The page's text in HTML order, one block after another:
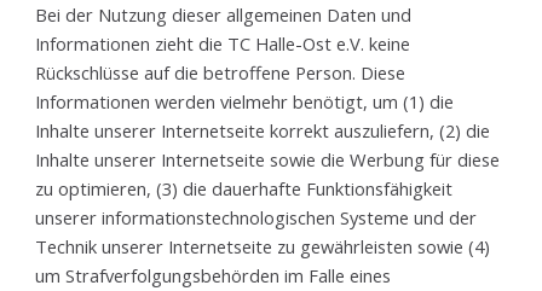
Bei der Nutzung dieser allgemeinen Daten und
Informationen zieht die TC Halle-Ost e.V. keine
Rückschlüsse auf die betroffene Person. Diese
Informationen werden vielmehr benötigt, um (1) die
Inhalte unserer Internetseite korrekt auszuliefern, (2) die
Inhalte unserer Internetseite sowie die Werbung für diese
zu optimieren, (3) die dauerhafte Funktionsfähigkeit
unserer informationstechnologischen Systeme und der
Technik unserer Internetseite zu gewährleisten sowie (4)
um Strafverfolgungsbehörden im Falle eines